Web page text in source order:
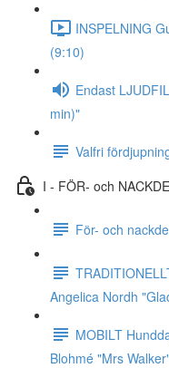
INSPELNING
(9:10)
Endast
min)"
Valfri
I - FÖR- och
För- och
Angelica Nordh
MOBILT
Blohmé "Mrs